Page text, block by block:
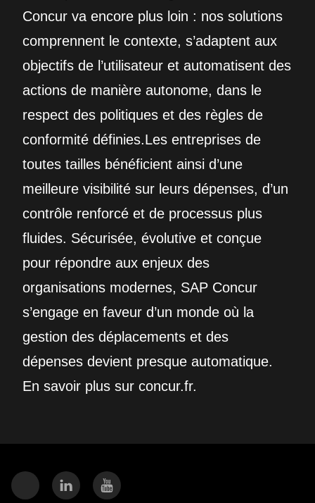
Concur va encore plus loin : nos solutions
comprennent le contexte, s’adaptent aux
objectifs de l’utilisateur et automatisent des
actions de manière autonome, dans le
respect des politiques et des règles de
conformité définies.Les entreprises de
toutes tailles bénéficient ainsi d’une
meilleure visibilité sur leurs dépenses, d’un
contrôle renforcé et de processus plus
fluides. Sécurisée, évolutive et conçue
pour répondre aux enjeux des
organisations modernes, SAP Concur
s’engage en faveur d’un monde où la
gestion des déplacements et des
dépenses devient presque automatique.
En savoir plus sur concur.fr.